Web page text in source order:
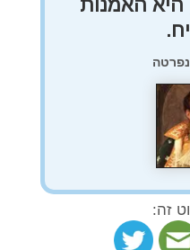
היא האמנות
זה: